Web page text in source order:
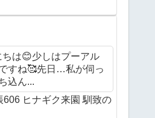
は😊少しはプーアル
すね🥰先日…私が伺っ
込ん...
606 ヒナギク来園 馴致の